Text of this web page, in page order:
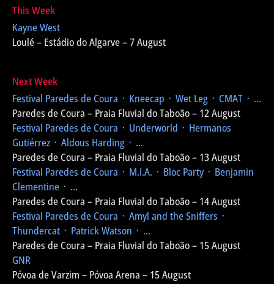
This Week
Kayne West
Loulé – Estádio do Algarve – 7 August
Next Week
Festival Paredes de Coura ᛫ Kneecap ᛫ Wet Leg ᛫ CMAT ᛫ ...
Paredes de Coura – Praia Fluvial do Taboão – 12 August
Festival Paredes de Coura ᛫ Underworld ᛫ Hermanos
Gutiérrez ᛫ Aldous Harding ᛫ ...
Paredes de Coura – Praia Fluvial do Taboão – 13 August
Festival Paredes de Coura ᛫ M.I.A. ᛫ Bloc Party ᛫ Benjamin
Clementine ᛫ ...
Paredes de Coura – Praia Fluvial do Taboão – 14 August
Festival Paredes de Coura ᛫ Amyl and the Sniffers ᛫
Thundercat ᛫ Patrick Watson ᛫ ...
Paredes de Coura – Praia Fluvial do Taboão – 15 August
GNR
Póvoa de Varzim – Póvoa Arena – 15 August